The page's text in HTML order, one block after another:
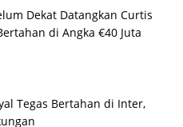
Dekat Datangkan Curtis
di Angka €40 Juta
Tegas Bertahan di Inter,